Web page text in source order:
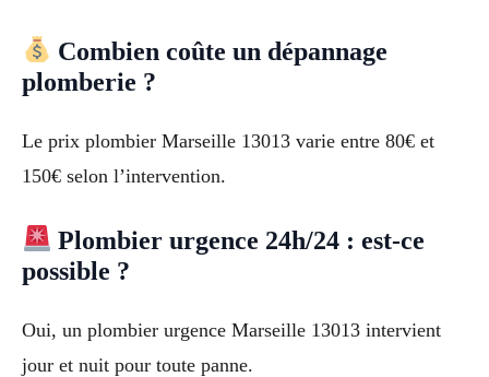
Combien coûte un dépannage
plomberie ?
Le prix plombier Marseille 13013 varie entre 80€ et
150€ selon l’intervention.
Plombier urgence 24h/24 : est-ce
possible ?
Oui, un plombier urgence Marseille 13013 intervient
jour et nuit pour toute panne.